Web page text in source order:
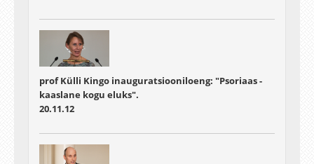
prof Külli Kingo inauguratsiooniloeng: "Psoriaas -
kaaslane kogu eluks".
20.11.12